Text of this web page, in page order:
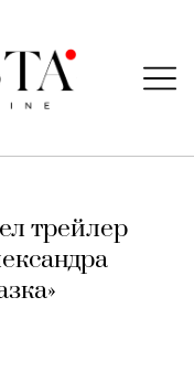
трейлер